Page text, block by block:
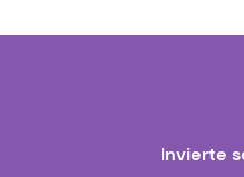
Invierte